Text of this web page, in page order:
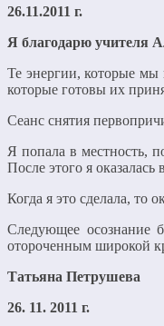
26.11.2011 г.
Я благодарю учителя
Те энергии, которые
которые готовы их
Сеанс снятия
Я попала в местность,
После этого я
Когда я это сделала, то
Следующее осознание
отороченным широкой
Татьяна Петрушева
26. 11. 2011 г.